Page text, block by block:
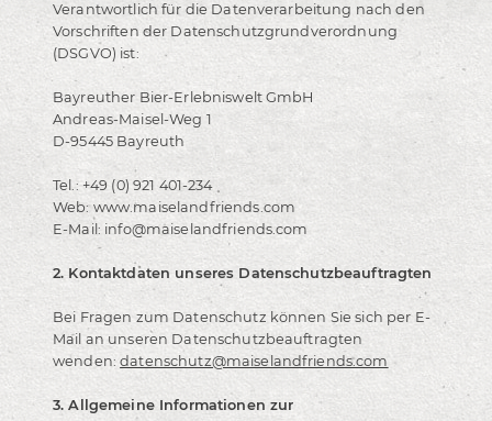
Verantwortlich für die Datenverarbeitung nach den
Vorschriften der Datenschutzgrundverordnung
(DSGVO) ist:
Bayreuther Bier-Erlebniswelt GmbH
Andreas-Maisel-Weg 1
D-95445 Bayreuth
Tel.: +49 (0) 921 401-234
Web: www.maiselandfriends.com
E-Mail: info@maiselandfriends.com
2. Kontaktdaten unseres Datenschutzbeauftragten
Bei Fragen zum Datenschutz können Sie sich per E-
Mail an unseren Datenschutzbeauftragten
wenden:datenschutz@maiselandfriends.com
3. Allgemeine Informationen zur